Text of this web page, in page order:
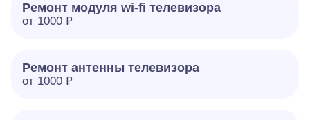
Ремонт модуля wi-fi телевизора
от 1000 ₽
Ремонт антенны телевизора
от 1000 ₽